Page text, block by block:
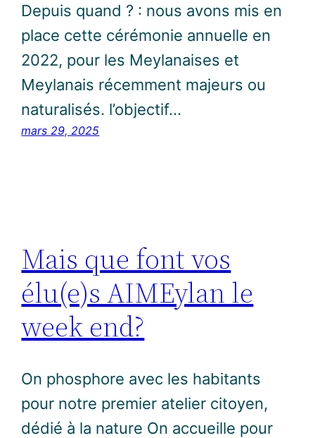
Depuis quand ? : nous avons mis en
place cette cérémonie annuelle en
2022, pour les Meylanaises et
Meylanais récemment majeurs ou
naturalisés. l’objectif…
mars 29, 2025
Mais que font vos
élu(e)s AIMEylan le
week end?
On phosphore avec les habitants
pour notre premier atelier citoyen,
dédié à la nature On accueille pour